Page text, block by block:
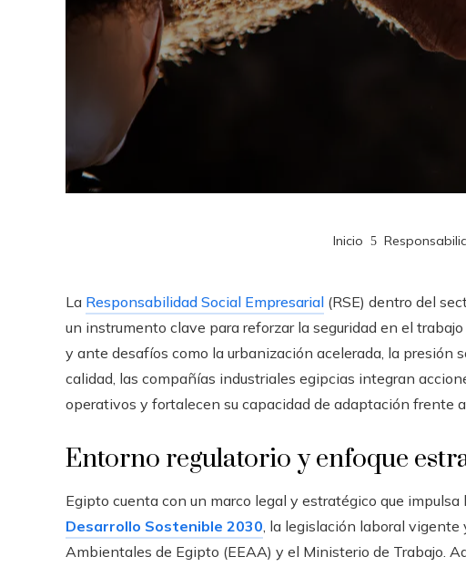
Inicio
La Responsabilidad Social Empresarial (RSE) dentro del
un instrumento clave para reforzar la seguridad en el
y ante desafíos como la urbanización acelerada, la presión
calidad, las compañías industriales egipcias integran
operativos y fortalecen su capacidad de adaptación frente
Entorno regulatorio y enfoque
Egipto cuenta con un marco legal y estratégico que impulsa
Desarrollo Sostenible 2030, la legislación laboral vigente
Ambientales de Egipto (EEAA) y el Ministerio de Trabajo.